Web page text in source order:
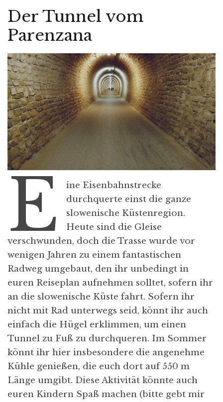
Der Tunnel vom
Parenzana
E
ine Eisenbahnstrecke
durchquerte einst die ganze
slowenische Küstenregion.
Heute sind die Gleise
verschwunden, doch die Trasse wurde vor
wenigen Jahren zu einem fantastischen
Radweg umgebaut, den ihr unbedingt in
euren Reiseplan aufnehmen solltet, sofern ihr
an die slowenische Küste fahrt. Sofern ihr
nicht mit Rad unterwegs seid, könnt ihr auch
einfach die Hügel erklimmen, um einen
Tunnel zu Fuß zu durchqueren. Im Sommer
könnt ihr hier insbesondere die angenehme
Kühle genießen, die euch dort auf 550 m
Länge umgibt. Diese Aktivität könnte auch
euren Kindern Spaß machen (bitte gebt mir